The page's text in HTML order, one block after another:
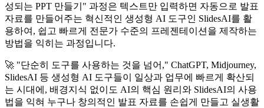
성되는 PPT 만들기" 과정은 텍스트만 입력하면 자동으로 발표
자료를 만들어주는 혁신적인 생성형 AI 도구인 SlidesAI를 활
용하여, 쉽고 빠르게 전문가 수준의 프레젠테이션을 제작하는
방법을 익히는 과정입니다.
🚀 "단순히 도구를 사용하는 것을 넘어," ChatGPT, Midjourney,
SlidesAI 등 생성형 AI 도구들이 일상과 업무에 빠르게 확산되
는 시대에, 배경지식 없이도 AI의 핵심 원리와 SlidesAI의 사용
법을 익혀 누구나 창의적인 발표 자료를 손쉽게 만들고 실생활